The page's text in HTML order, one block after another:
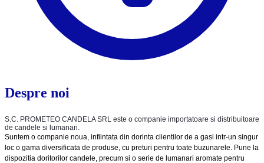
Despre noi
S.C. PROMETEO CANDELA SRL este o companie importatoare si distribuitoare
de candele si lumanari.
Suntem o companie noua, infiintata din dorinta clientilor de a gasi intr-un singur
loc o gama diversificata de produse, cu preturi pentru toate buzunarele. Pune la
dispozitia doritorilor candele, precum si o serie de lumanari aromate pentru